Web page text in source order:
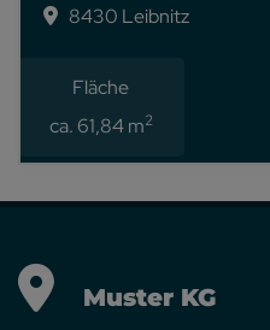
8430 Leibnitz
Fläche
ca. 61,84 m2
Muster KG